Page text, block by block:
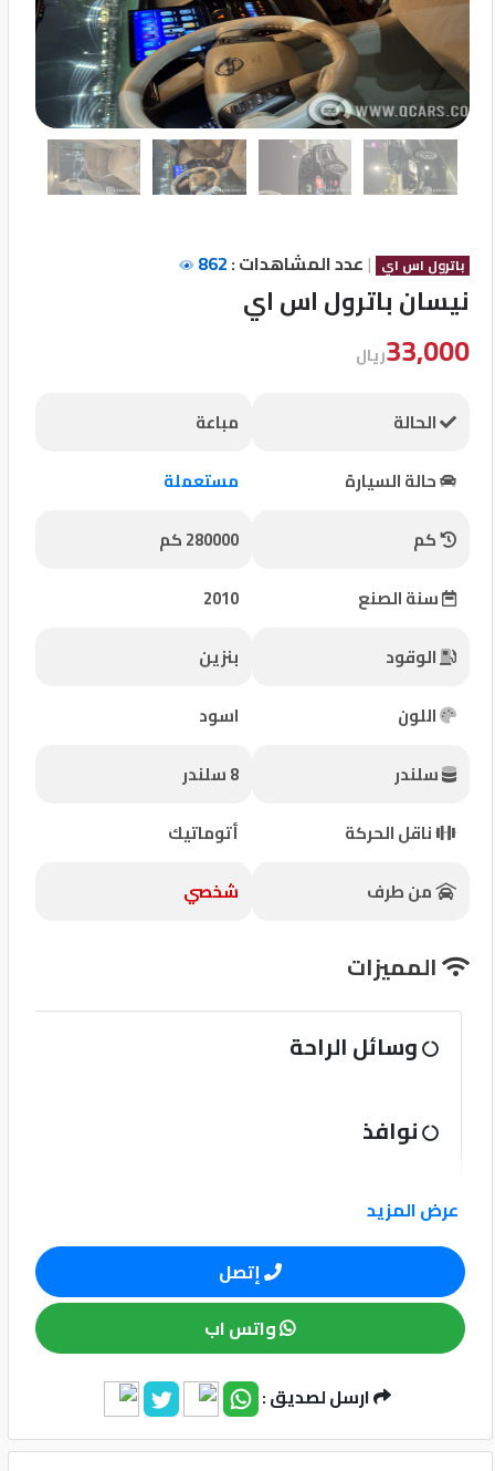
تسجيل
الدخول
English
مستثمري
المعارض
مميزة
إتصل
بنا
المنتدى
كيو
نمبر
كيو
كارز
كيو
ماركت
الدليل
2020
©
باترول اس اي | عدد المشاهدات :862
نيسان باترول اس اي
33,000ريال
الحالة
مباعة
حالة السيارة
مستعملة
كم
280000 كم
سنة الصنع
2010
الوقود
بنزين
اللون
اسود
سلندر
8 سلندر
ناقل الحركة
أتوماتيك
من طرف
شخصي
المميزات
وسائل الراحة
نوافذ
نظام الصوت
وسائل الامان
آخرى
عرض المزيد
إتصل
واتس اب
ارسل لصديق :